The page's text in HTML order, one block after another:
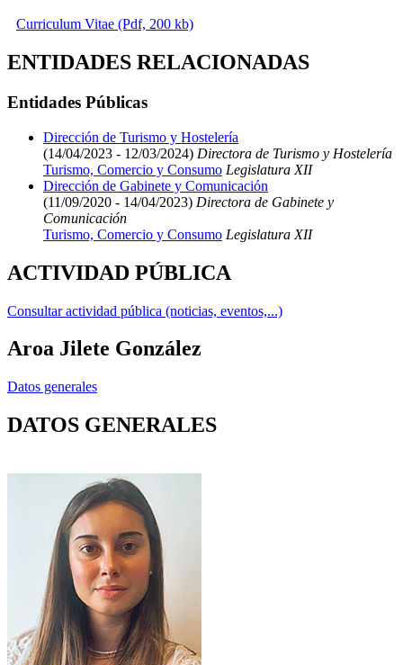
Curriculum Vitae (Pdf, 200 kb)
ENTIDADES RELACIONADAS
Entidades Públicas
Dirección de Turismo y Hostelería
(14/04/2023 - 12/03/2024) Directora de Turismo y Hostelería
Turismo, Comercio y Consumo Legislatura XII
Dirección de Gabinete y Comunicación
(11/09/2020 - 14/04/2023) Directora de Gabinete y
Comunicación
Turismo, Comercio y Consumo Legislatura XII
ACTIVIDAD PÚBLICA
Consultar actividad pública (noticias, eventos,...)
Aroa Jilete González
Datos generales
DATOS GENERALES